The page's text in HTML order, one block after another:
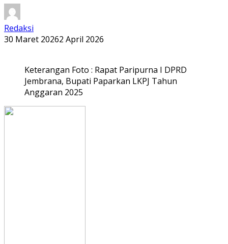
Redaksi
30 Maret 20262 April 2026
Keterangan Foto : Rapat Paripurna I DPRD
Jembrana, Bupati Paparkan LKPJ Tahun
Anggaran 2025